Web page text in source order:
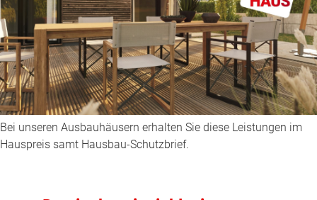
Bei unseren Ausbauhäusern erhalten Sie diese Leistungen im
Hauspreis samt Hausbau-Schutzbrief.